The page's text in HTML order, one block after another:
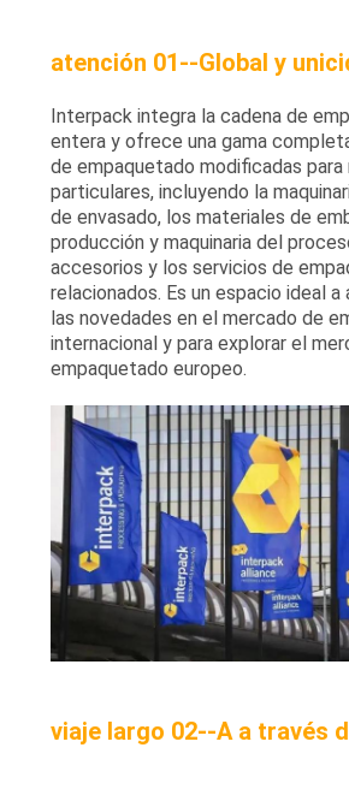
atención 01--Global y
Interpack integra la cadena de
entera y ofrece una gama
de empaquetado modificadas para
particulares, incluyendo la
de envasado, los materiales de
producción y maquinaria del
accesorios y los servicios de
relacionados. Es un espacio ideal a
las novedades en el mercado de
internacional y para explorar el
empaquetado europeo.
viaje largo 02--A a través